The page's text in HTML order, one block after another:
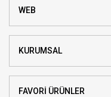
WEB
KURUMSAL
FAVORİ ÜRÜNLER